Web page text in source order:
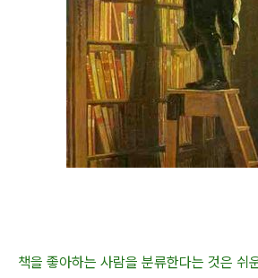
책을 좋아하는 사람을 분류한다는 것은 쉬